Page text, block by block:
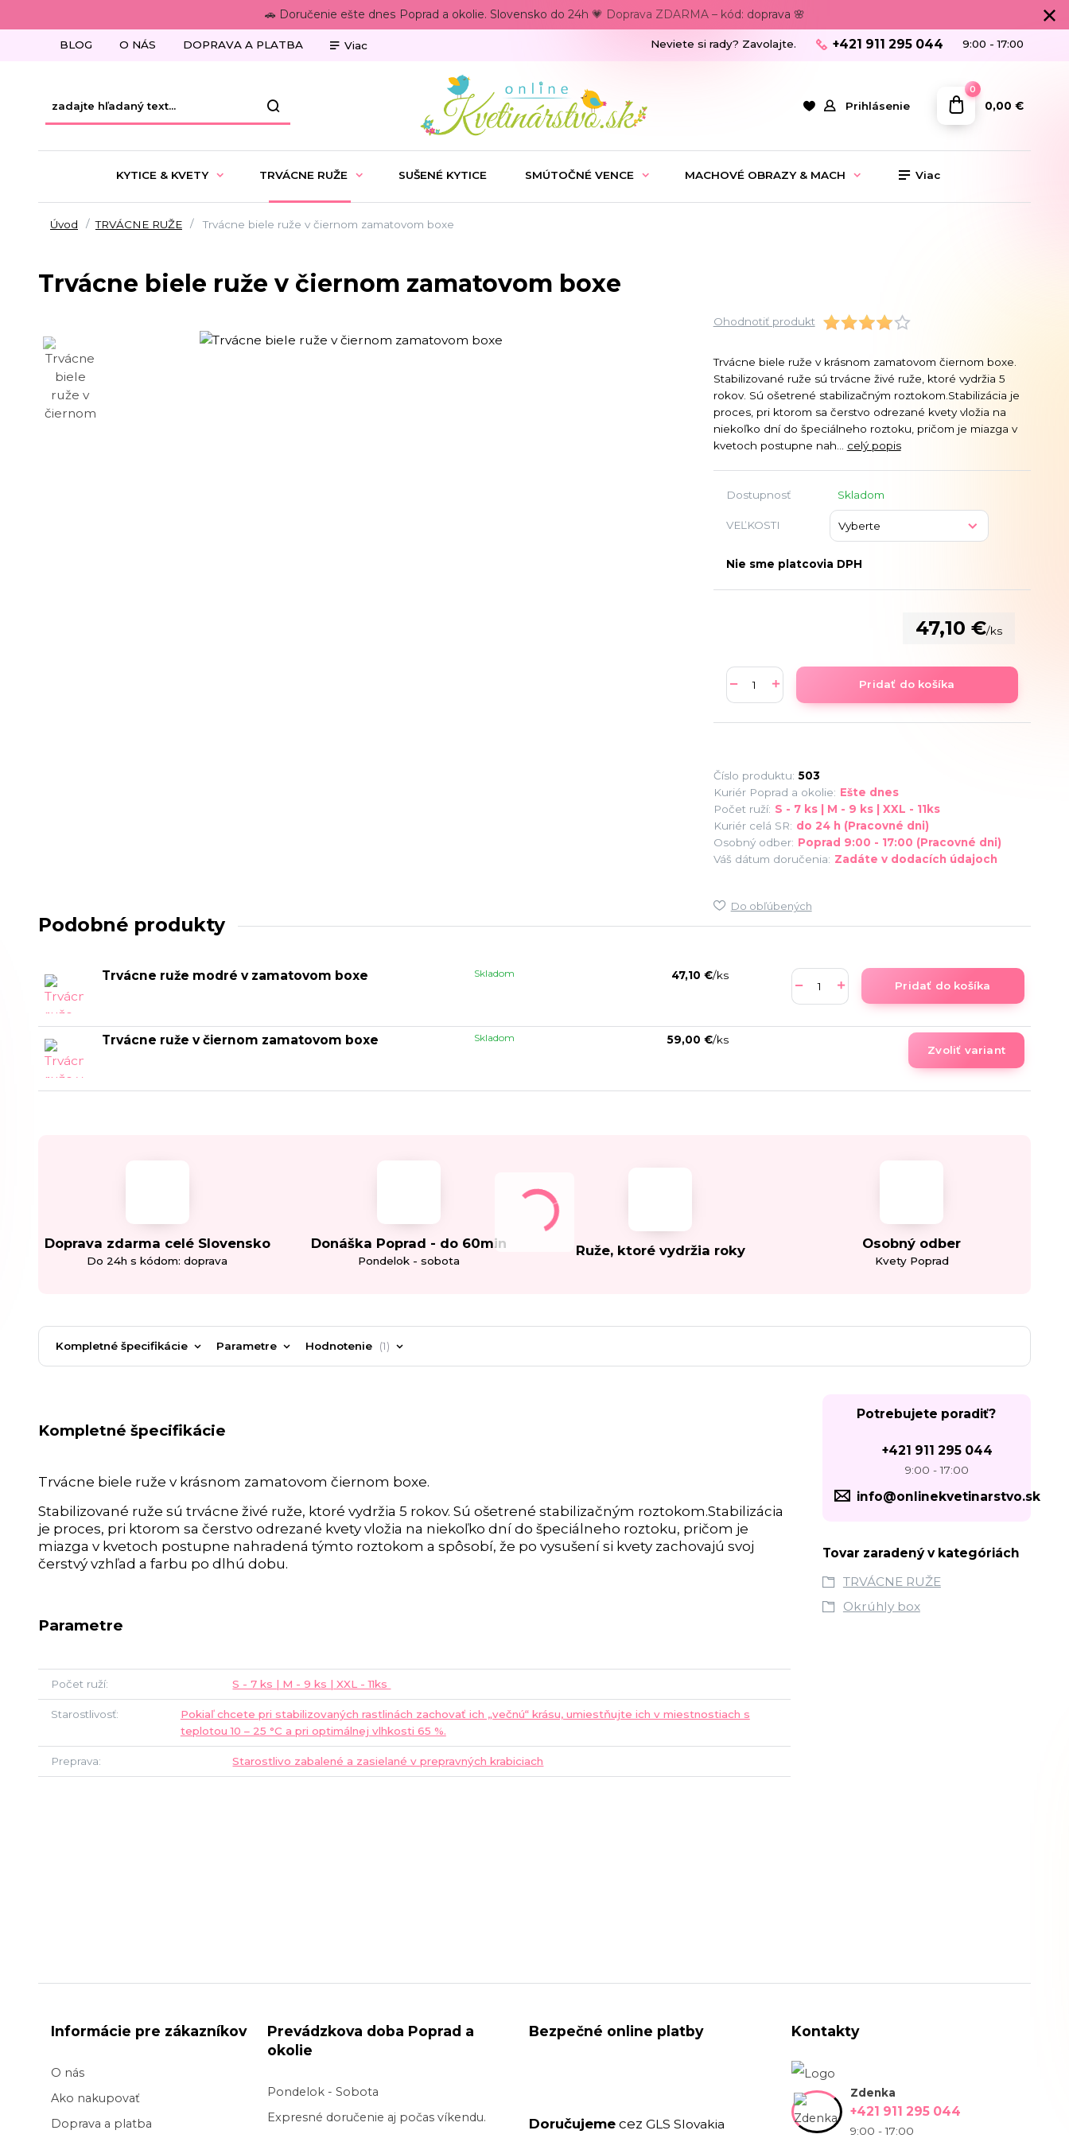
🚗 Doručenie ešte dnes Poprad a okolie. Slovensko do 24h 💗 Doprava ZDARMA – kód: doprava 🌸
BLOG O NÁS DOPRAVA A PLATBA Viac
Prihlásenie
Neviete si rady? Zavolajte. +421 911 295 044 9:00 - 17:00
0
0,00 €
KYTICE & KVETY TRVÁCNE RUŽE SUŠENÉ KYTICE SMÚTOČNÉ VENCE MACHOVÉ OBRAZY & MACH Viac
Úvod TRVÁCNE RUŽE Trvácne biele ruže v čiernom zamatovom boxe
Trvácne biele ruže v čiernom zamatovom boxe
Ohodnotiť produkt
Trvácne biele ruže v krásnom zamatovom čiernom boxe.
Stabilizované ruže sú trvácne živé ruže, ktoré vydržia 5
rokov. Sú ošetrené stabilizačným roztokom.Stabilizácia je
proces, pri ktorom sa čerstvo odrezané kvety vložia na
niekoľko dní do špeciálneho roztoku, pričom je miazga v
kvetoch postupne nah... celý popis
Dostupnosť Skladom
VEĽKOSTI
Nie sme platcovia DPH
47,10 €/ks
Pridať do košíka
Číslo produktu: 503
Kuriér Poprad a okolie: Ešte dnes
Počet ruží: S - 7 ks | M - 9 ks | XXL - 11ks
Kuriér celá SR: do 24 h (Pracovné dni)
Osobný odber: Poprad 9:00 - 17:00 (Pracovné dni)
Váš dátum doručenia: Zadáte v dodacích údajoch
Do obľúbených
Podobné produkty
Trvácne ruže modré v zamatovom boxe 47,10 €/ks
Skladom
Pridať do košíka
Trvácne ruže v čiernom zamatovom boxe 59,00 €/ks
Skladom
Zvoliť variant
Doprava zdarma celé Slovensko
Do 24h s kódom: doprava
Donáška Poprad - do 60min
Pondelok - sobota
Ruže, ktoré vydržia roky Osobný odber
Kvety Poprad
Kompletné špecifikácie Parametre Hodnotenie 1
Kompletné špecifikácie
Trvácne biele ruže v krásnom zamatovom čiernom boxe.
Stabilizované ruže sú trvácne živé ruže, ktoré vydržia 5 rokov. Sú ošetrené stabilizačným roztokom.Stabilizácia
je proces, pri ktorom sa čerstvo odrezané kvety vložia na niekoľko dní do špeciálneho roztoku, pričom je
miazga v kvetoch postupne nahradená týmto roztokom a spôsobí, že po vysušení si kvety zachovajú svoj
čerstvý vzhľad a farbu po dlhú dobu.
Parametre
Počet ruží S - 7 ks | M - 9 ks | XXL - 11ks
Starostlivosť
Pokiaľ chcete pri stabilizovaných rastlinách zachovať ich „večnú“ krásu, umiestňujte ich v miestnostiach s
teplotou 10 – 25 °C a pri optimálnej vlhkosti 65 %.
Preprava Starostlivo zabalené a zasielané v prepravných krabiciach
Potrebujete poradiť?
+421 911 295 044
9:00 - 17:00
info@onlinekvetinarstvo.sk
Tovar zaradený v kategóriách
TRVÁCNE RUŽE
Okrúhly box
Informácie pre zákazníkov
O nás
Ako nakupovať
Doprava a platba
Prevádzkova doba Poprad a
okolie
Pondelok - Sobota
Expresné doručenie aj počas víkendu.
Bezpečné online platby
Doručujeme cezGLS Slovakia
Kontakty
Zdenka
+421 911 295 044
9:00 - 17:00